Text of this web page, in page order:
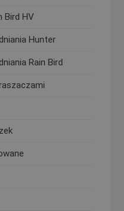
Bird HV
Hunter
Rain Bird